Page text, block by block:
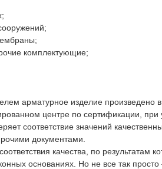
комплектующие;
арматурное изделие произведено
центре по сертификации,
соответствие значений
документами.
качества, по результатам
основаниях. Но не все так